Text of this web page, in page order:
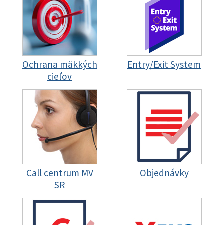
Ochrana mäkkých
cieľov
Entry/Exit System
Call centrum MV
SR
Objednávky